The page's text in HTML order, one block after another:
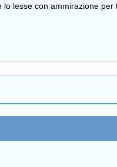
lesse con ammirazione